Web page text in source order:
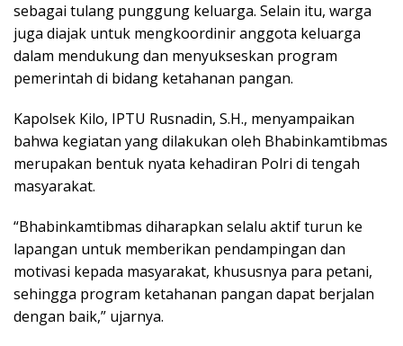
sebagai tulang punggung keluarga. Selain itu, warga
juga diajak untuk mengkoordinir anggota keluarga
dalam mendukung dan menyukseskan program
pemerintah di bidang ketahanan pangan.
Kapolsek Kilo, IPTU Rusnadin, S.H., menyampaikan
bahwa kegiatan yang dilakukan oleh Bhabinkamtibmas
merupakan bentuk nyata kehadiran Polri di tengah
masyarakat.
“Bhabinkamtibmas diharapkan selalu aktif turun ke
lapangan untuk memberikan pendampingan dan
motivasi kepada masyarakat, khususnya para petani,
sehingga program ketahanan pangan dapat berjalan
dengan baik,” ujarnya.